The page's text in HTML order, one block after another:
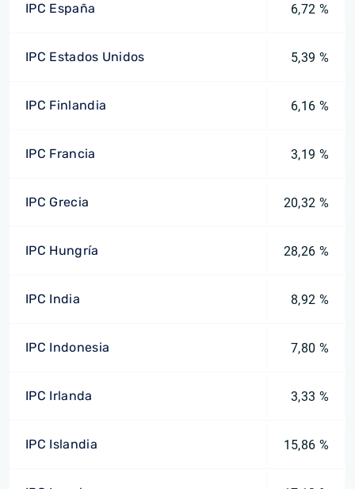
IPC España 6,72 %
IPC Estados Unidos 5,39 %
IPC Finlandia 6,16 %
IPC Francia 3,19 %
IPC Grecia 20,32 %
IPC Hungría 28,26 %
IPC India 8,92 %
IPC Indonesia 7,80 %
IPC Irlanda 3,33 %
IPC Islandia 15,86 %